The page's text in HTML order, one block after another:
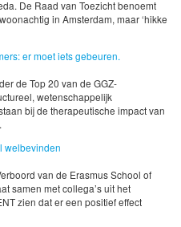
De Raad van Toezicht benoemt
in Amsterdam, maar ‘hikke
er moet iets gebeuren.
de Top 20 van de GGZ-
wetenschappelijk
bij de therapeutische impact van
welbevinden
van de Erasmus School of
samen met collega’s uit het
zien dat er een positief effect